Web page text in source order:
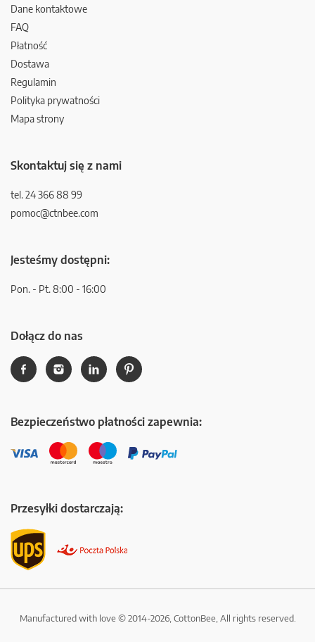
Dane kontaktowe
FAQ
Płatność
Dostawa
Regulamin
Polityka prywatności
Mapa strony
Skontaktuj się z nami
tel. 24 366 88 99
pomoc@ctnbee.com
Jesteśmy dostępni:
Pon. - Pt. 8:00 - 16:00
Dołącz do nas
Bezpieczeństwo płatności zapewnia:
Przesyłki dostarczają:
Manufactured with love © 2014-2026, CottonBee, All rights reserved.